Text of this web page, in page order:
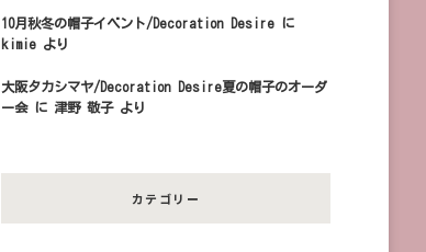
10月秋冬の帽子イベント/Decoration Desireに
kimieより
大阪タカシマヤ/Decoration Desire夏の帽子のオーダ
ー会に 津野 敬子より
カテゴリー